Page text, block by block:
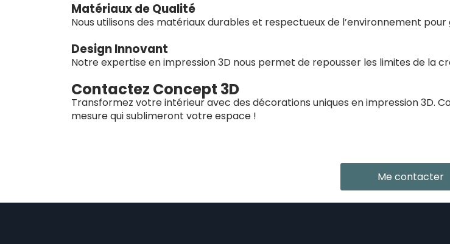
Matériaux de Qualité
Nous utilisons des matériaux durables et respectueux de l’environnement
Design Innovant
Notre expertise en impression 3D nous permet de repousser les limites de la
Contactez Concept 3D
Transformez votre intérieur avec des décorations uniques en impression 3D.
mesure qui sublimeront votre espace !
Me contacter